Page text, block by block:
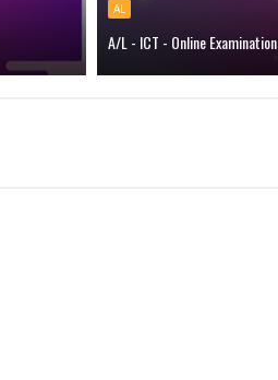
AL
A/L - ICT - Online Examination